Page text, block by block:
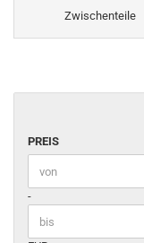
Zwischenteile
PREIS
PREIS
Preis bis
-